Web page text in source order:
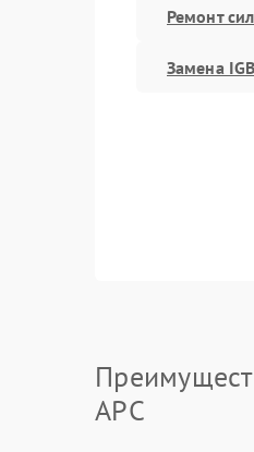
Ремонт
Замена
APC